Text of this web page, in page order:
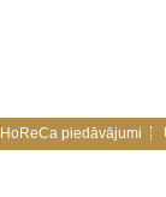
HoReCa piedāvājumi